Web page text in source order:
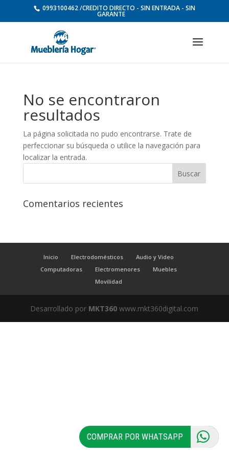
0993100462 /CREDITO DIRECTO - SIN ENTRADA - SIN
GARANTE
No se encontraron
resultados
La página solicitada no pudo encontrarse. Trate de
perfeccionar su búsqueda o utilice la navegación para
localizar la entrada.
Comentarios recientes
Inicio Electrodomésticos
Audio y Video
Computadoras
Electromenores
Muebles
Movilidad
Desarrollado por MKT360 www.mkt360digital.com
COMPRAR POR WHATSAPP